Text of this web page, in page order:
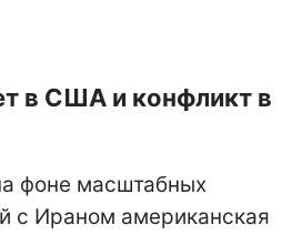
в США и конфликт в
фоне масштабных
с Ираном американская